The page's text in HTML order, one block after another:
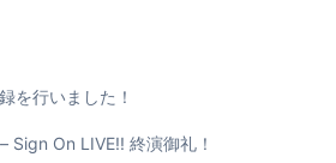
を行いました！
Sign On LIVE!! 終演御礼！